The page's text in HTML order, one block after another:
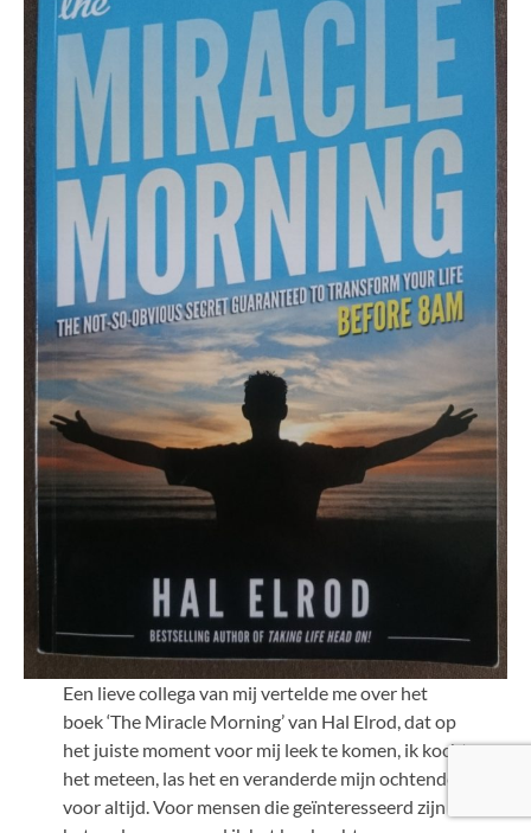
Een lieve collega van mij vertelde me over het
boek ‘The Miracle Morning’ van Hal Elrod, dat op
het juiste moment voor mij leek te komen, ik kocht
het meteen, las het en veranderde mijn ochtenden
voor altijd. Voor mensen die geïnteresseerd zijn in